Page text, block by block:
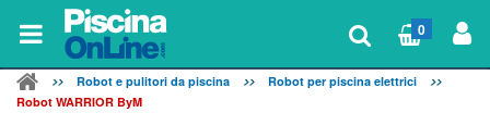
0
Robot e pulitori da piscina
Robot per piscina elettrici
Robot WARRIOR ByM